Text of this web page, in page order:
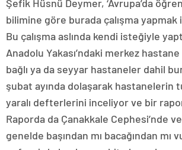
Şefik Hüsnü Deymer, ‘Avrupa’da
bilimine göre burada çalışma yapmak
Bu çalışma aslında kendi isteğiyle
Anadolu Yakası’ndaki merkez
bağlı ya da seyyar hastaneler dahil
şubat ayında dolaşarak hastanelerin
yaralı defterlerini inceliyor ve bir rapor
Raporda da Çanakkale Cephesi’nde
genelde başından mı bacağından mı